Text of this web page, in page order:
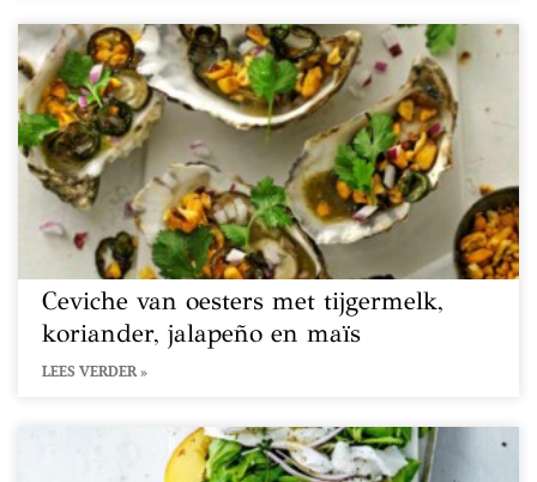
Ceviche van oesters met tijgermelk,
koriander, jalapeño en maïs
LEES VERDER »